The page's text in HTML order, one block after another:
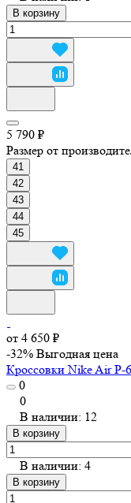
В корзину
5 790 ₽
Размер от
41
42
43
44
45
от 4 650 ₽
-32% Выгодная цена
Кроссовки Nike Air P-
0
0
В наличии: 12
В корзину
В наличии: 4
В корзину